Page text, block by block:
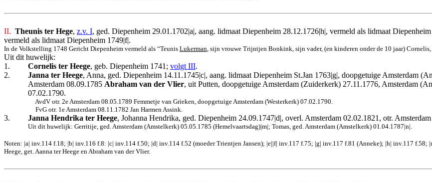
II. Theunis ter Hege, z.v. I, ged. Diepenheim 29.01.1702|a|, aang. lidmaat Diepenheim 28.12.1726|h|, vermeld als lidmaat
vermeld als lidmaat Diepenheim 1749|f|.
In de Volkstelling 1748 Gericht Diepenheim vermeld als “Teunis Lukerman, sijn vrouwe Trijntjen Bonkink, sijn vader, (en kinderen onder de 10 jaar) Cornelis,
Uit dit huwelijk:
1.
Cornelis ter Heege, geb. Diepenheim 1741; volgt III.
2.
Janna ter Heege, Anna, ged. Diepenheim 14.11.1745|c|, aang. lidmaat Diepenheim St.Jan 1763|g|, doopgetuige Amsterdam
Amsterdam 08.09.1785 Abraham van der Vlier, uit Putten, doopgetuige Amsterdam (Zuiderkerk) 27.11.1776, Amsterdam
07.02.1790.
AvdV otr. 2e Amsterdam 08.05.1789 Femmetje van Grieken, doopgetuige Amsterdam (Westerkerk) 07.02.1790.
FvG otr. 1e Amsterdam 08.11.1782 Jan Harmen Assink.
3. Janna Hendrika ter Heege, Johanna Hendrika, ged. Diepenheim 24.09.1747|d|, overl. Amsterdam 02.02.1821, otr.
Uit dit huwelijk: Gerritije, ged. Amsterdam (Amstelkerk) 05.05.1785 (Hemelvaartsdag)|m|; Tomas, ged. Amsterdam (Amstelkerk) 01.04.1787|n|.
Noten: |a| inv.114 f.18; |b| inv.116 f.8: |c| inv.114 f.50; |d| inv.114 f.52 (moeder Trientjen Jansen); |e||f| inv.117 f.75; |g| inv.117 f.81 (Anneke); |h| inv.117 f.58;
Heege, get. Aanna ter Heege en Abraham van der Vlier.